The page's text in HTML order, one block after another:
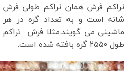
تراکم فرش همان تراکم طولی فرش
شانه است و به تعداد گره در
طول ۲۵۵۰ گره بافته شده است.